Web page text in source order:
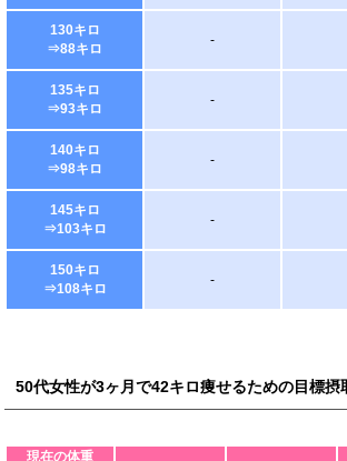
130キロ
⇒88キロ
-
135キロ
⇒93キロ
-
140キロ
⇒98キロ
-
145キロ
⇒103キロ
-
150キロ
⇒108キロ
-
50代女性が3ヶ月で42キロ痩せるための目標摂
現在の体重